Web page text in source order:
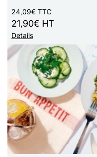
24,09€ TTC
21,90€ HT
Details